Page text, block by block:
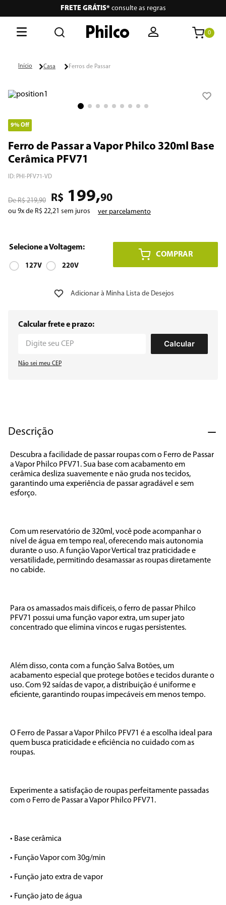
FRETE GRÁTIS*consulte as regras
0
Casa Ferros de Passar
9%Off
Ferro de Passar a Vapor Philco 320ml Base
Cerâmica PFV71
ID: PHI-PFV71-VD
R$ 219,90 R$ 199,90
ou 9x de R$ 22,21 sem juros ver parcelamento
127V 220V
COMPRAR
Calcular frete e prazo:
Calcular
Não sei meu CEP
Descrição
Descubra a facilidade de passar roupas com o Ferro de Passar
a Vapor Philco PFV71. Sua base com acabamento em
cerâmica desliza suavemente e não gruda nos tecidos,
garantindo uma experiência de passar agradável e sem
esforço.
Com um reservatório de 320ml, você pode acompanhar o
nível de água em tempo real, oferecendo mais autonomia
durante o uso. A função Vapor Vertical traz praticidade e
versatilidade, permitindo desamassar as roupas diretamente
no cabide.
Para os amassados mais difíceis, o ferro de passar Philco
PFV71 possui uma função vapor extra, um super jato
concentrado que elimina vincos e rugas persistentes.
Além disso, conta com a função Salva Botões, um
acabamento especial que protege botões e tecidos durante o
uso. Com 92 saídas de vapor, a distribuição é uniforme e
eficiente, garantindo roupas impecáveis em menos tempo.
O Ferro de Passar a Vapor Philco PFV71 é a escolha ideal para
quem busca praticidade e eficiência no cuidado com as
roupas.
Experimente a satisfação de roupas perfeitamente passadas
com o Ferro de Passar a Vapor Philco PFV71.
• Base cerâmica
• Função Vapor com 30g/min
• Função jato extra de vapor
• Função jato de água
2º air fryer
3º lava seca
4º aspiradores
6º portátil
8º embutir
9º microondas